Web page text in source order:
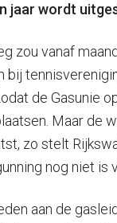
jaar wordt
zou vanaf
bij
de Gasunie
Maar de
zo stelt
nog niet is
aan de